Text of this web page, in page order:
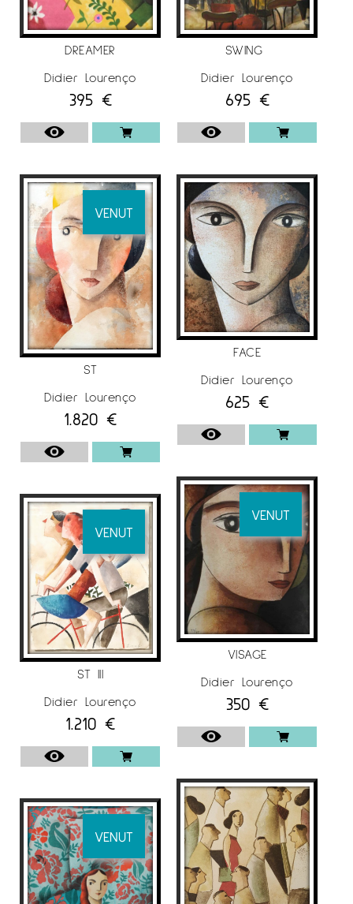
de molts artistes i un intercanvi de
coneixements que seran molt importants per a
la seva educació en el món de la pintura.
El 1991 guanyà un prestigiós premi de pintura
per a joves pintors. Aquest és el moment en
què la seva obra comença a ser molt
coneguda a través de diferents exposicions
país. En 1995, Didier Lourenço ja s’instal·là en el
seu propi estudi i és el moment en el qual es
dedica plenament a la pintura, sense deixar
de banda la litografia.
L’any 2000 un prestigiós editor i distribuïdor
mundial d’obra gràfica s’interessà per la seva
obra.
A partir de llavors els seus treballs es poden
veure per tot el món. Aquesta difusió permetè
que moltes galeries de tots els països
s’interessin també per la seva obra original.
Així exposà el seu treball a ciutats com: Nova
York, Seattle, Los Angeles, Hong Kong, Puerto
Las Vegas i Miami entre moltes altres.
EXPOSICIONS
Participà en diverses exposicions individuals
com per exemple: “Com a casa” Sala Premiart,
Premià de Mar (2013). “Contenidors d’Emocions”
Galeria Jordi Barnadas, Barcelona (2012).
“Nostrum” Galeria Ausart, Vi (2011). “Obra
Recent” Galeria Anquin’s, Reus (2010).
També participà en col·lectives com Sala El
Quatre, Barcelona (2013). “40 Saló de Maig”
Galeria Anquin’s, Reus (2012).”39 Saló de Maig”
Galeria Anquin’s, Reus (2011). IFAE Miami
Internacional Art Fair, Vila de l’Art (EUA) (2010).
Per a més informació del PintorDidier
Lourenço aEspai Cavallers Gallery
DREAMER
Didier Lourenço
395 €
VENUT
ST
Didier Lourenço
1.820 €
VENUT
ST III
Didier Lourenço
1.210 €
VENUT
SWING
Didier Lourenço
695 €
FACE
Didier Lourenço
625 €
VENUT
VISAGE
Didier Lourenço
350 €